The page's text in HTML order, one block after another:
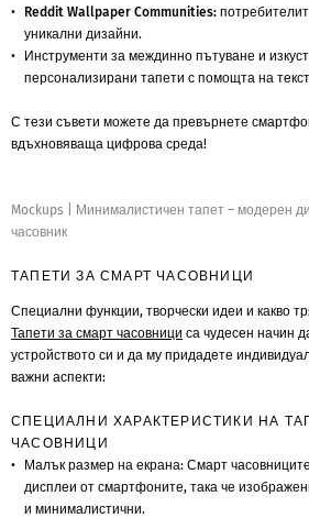
Reddit Wallpaper Communities:
уникални дизайни.
Инструменти за междинно пътуване и
персонализирани тапети с помощта на
С тези съвети можете да превърнете
вдъхновяваща цифрова среда!
Mockups
Минималистичен тапет – модерен
часовник
ТАПЕТИ ЗА СМАРТ ЧАСОВНИЦИ
Специални функции, творчески идеи и какво
Тапети за смарт часовници са чудесен начин
устройството си и да му придадете
важни аспекти:
СПЕЦИАЛНИ ХАРАКТЕРИСТИКИ НА
ЧАСОВНИЦИ
Малък размер на екрана: Смарт
дисплеи от смартфоните, така че
и минималистични.